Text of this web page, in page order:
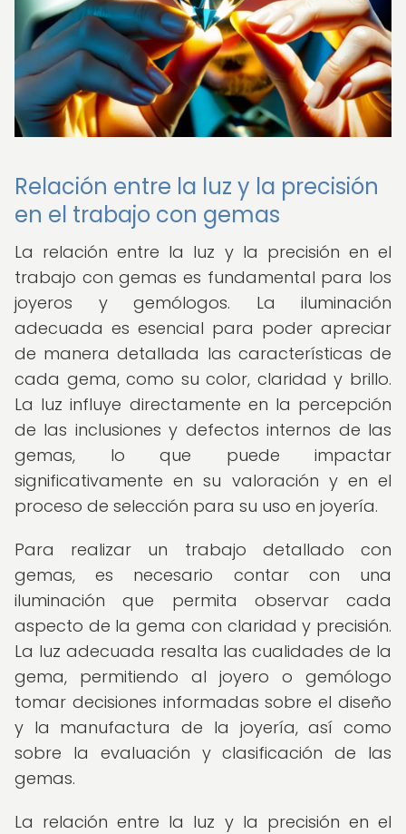
Relación entre la luz y la precisión
en el trabajo con gemas
La relación entre la luz y la precisión en el
trabajo con gemas es fundamental para los
joyeros y gemólogos. La iluminación
adecuada es esencial para poder apreciar
de manera detallada las características de
cada gema, como su color, claridad y brillo.
La luz influye directamente en la percepción
de las inclusiones y defectos internos de las
gemas, lo que puede impactar
significativamente en su valoración y en el
proceso de selección para su uso en joyería.
Para realizar un trabajo detallado con
gemas, es necesario contar con una
iluminación que permita observar cada
aspecto de la gema con claridad y precisión.
La luz adecuada resalta las cualidades de la
gema, permitiendo al joyero o gemólogo
tomar decisiones informadas sobre el diseño
y la manufactura de la joyería, así como
sobre la evaluación y clasificación de las
gemas.
La relación entre la luz y la precisión en el